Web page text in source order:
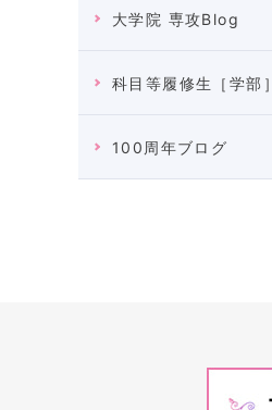
大学院 専攻Blog
科目等履修生［学部］
100周年ブログ